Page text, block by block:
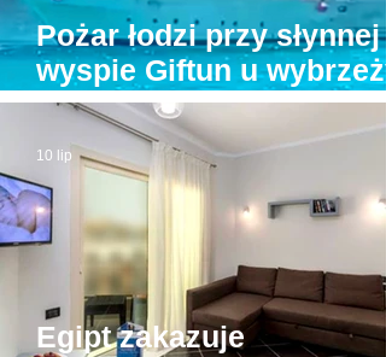
Pożar łodzi przy słynnej
wyspie Giftun u wybrzeży
Hurghady. Na pokładzie
było kilkunastu turystów
Egipt zakazuje
10 lip